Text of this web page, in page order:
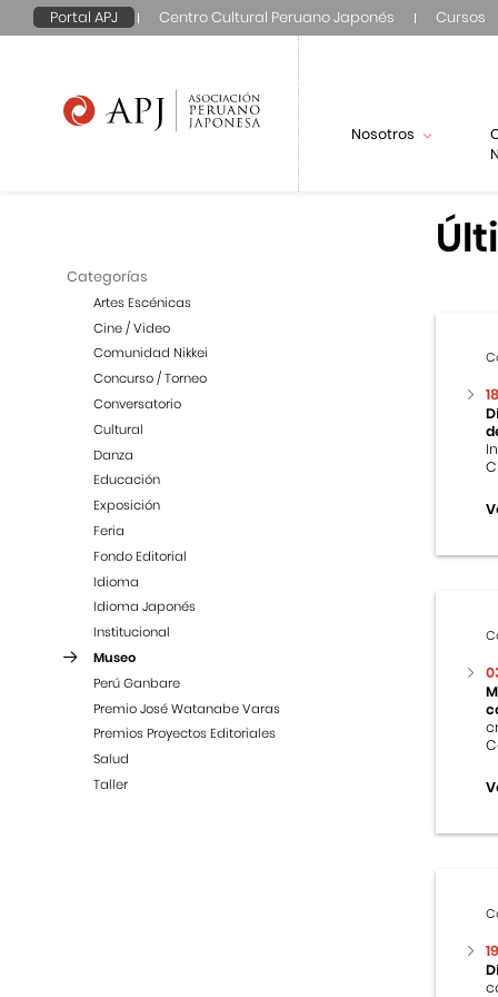
Portal APJ Centro Cultural Peruano Japonés Cursos
Nosotros
Categorías
Artes Escénicas
Cine / Video
Comunidad Nikkei
Concurso / Torneo
Conversatorio
Cultural
Danza
Educación
Exposición
Feria
Fondo Editorial
Idioma
Idioma Japonés
Institucional
Museo
Perú Ganbare
Premio José Watanabe Varas
Premios Proyectos Editoriales
Salud
Taller